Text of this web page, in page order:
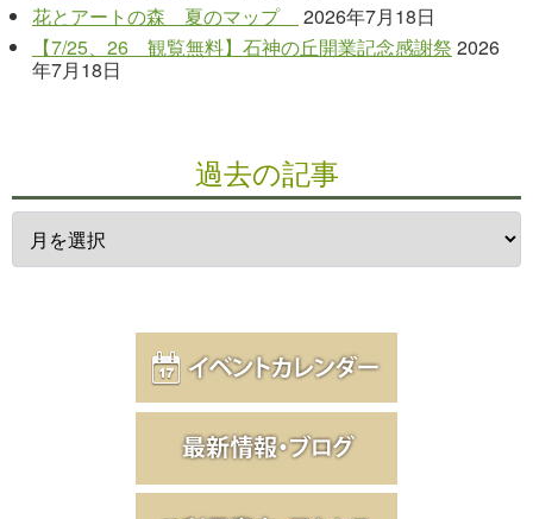
花とアートの森 夏のマップ
2026年7月18日
【7/25、26 観覧無料】石神の丘開業記念感謝祭 2026
年7月18日
過去の記事